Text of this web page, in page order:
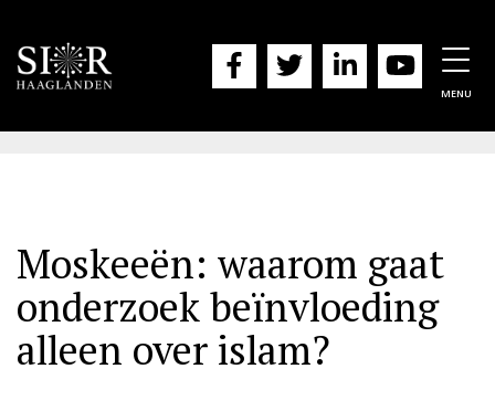
MENU
Moskeeën: waarom gaat
onderzoek beïnvloeding
alleen over islam?